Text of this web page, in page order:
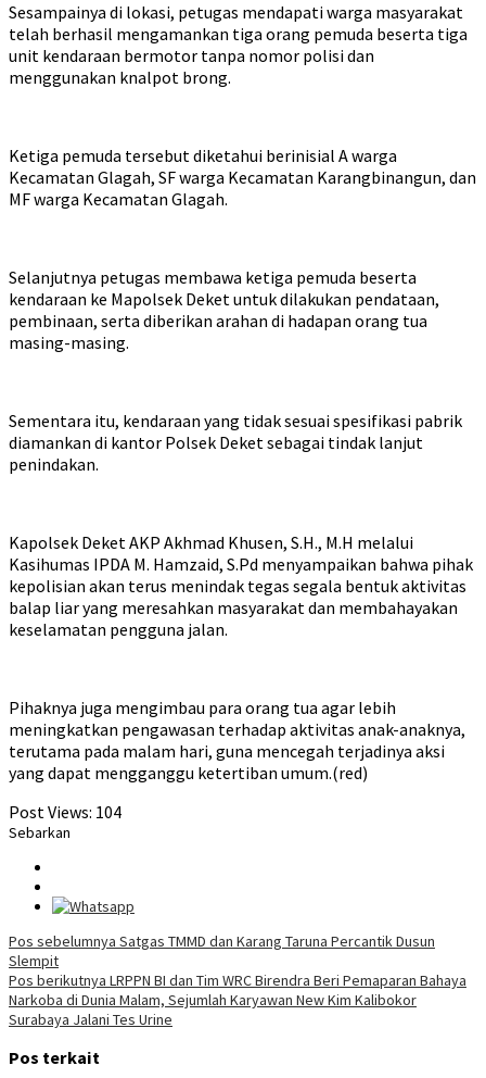
Sesampainya di lokasi, petugas mendapati warga masyarakat
telah berhasil mengamankan tiga orang pemuda beserta tiga
unit kendaraan bermotor tanpa nomor polisi dan
menggunakan knalpot brong.
Ketiga pemuda tersebut diketahui berinisial A warga
Kecamatan Glagah, SF warga Kecamatan Karangbinangun, dan
MF warga Kecamatan Glagah.
Selanjutnya petugas membawa ketiga pemuda beserta
kendaraan ke Mapolsek Deket untuk dilakukan pendataan,
pembinaan, serta diberikan arahan di hadapan orang tua
masing-masing.
Sementara itu, kendaraan yang tidak sesuai spesifikasi pabrik
diamankan di kantor Polsek Deket sebagai tindak lanjut
penindakan.
Kapolsek Deket AKP Akhmad Khusen, S.H., M.H melalui
Kasihumas IPDA M. Hamzaid, S.Pd menyampaikan bahwa pihak
kepolisian akan terus menindak tegas segala bentuk aktivitas
balap liar yang meresahkan masyarakat dan membahayakan
keselamatan pengguna jalan.
Pihaknya juga mengimbau para orang tua agar lebih
meningkatkan pengawasan terhadap aktivitas anak-anaknya,
terutama pada malam hari, guna mencegah terjadinya aksi
yang dapat mengganggu ketertiban umum.(red)
Post Views: 104
Sebarkan
Navigasi
pos
Pos sebelumnya Satgas TMMD dan Karang Taruna Percantik Dusun
Slempit
Pos berikutnya LRPPN BI dan Tim WRC Birendra Beri Pemaparan Bahaya
Narkoba di Dunia Malam, Sejumlah Karyawan New Kim Kalibokor
Surabaya Jalani Tes Urine
Pos terkait